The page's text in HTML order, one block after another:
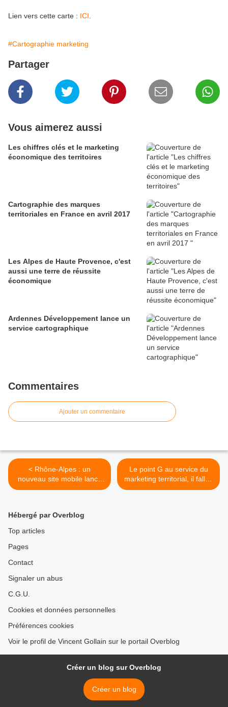
Lien vers cette carte : ICI
#Cartographie marketing
Partager
Vous aimerez aussi
Les chiffres clés et le marketing
économique des territoires
Cartographie des marques
territoriales en France en avril 2017
Les Alpes de Haute Provence, c'est
aussi une terre de réussite
économique
Ardennes Développement lance un
service cartographique
Commentaires
Ajouter un commentaire
< Rhône-Alpes : un
nouveau site mobile lancé
avec originalité
Le point G au service du
marketing territorial, il fallait
oser ! >
Hébergé par Overblog
Top articles
Pages
Contact
Signaler un abus
C.G.U.
Cookies et données personnelles
Préférences cookies
Voir le profil de Vincent Gollain sur le portail Overblog
Créer un blog sur Overblog
Créer un blog